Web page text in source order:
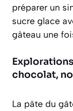
préparer un
sucre glace
gâteau une
chocolat,
La pâte du